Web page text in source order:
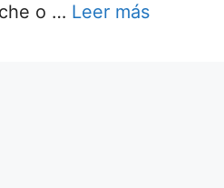
o … Leer más